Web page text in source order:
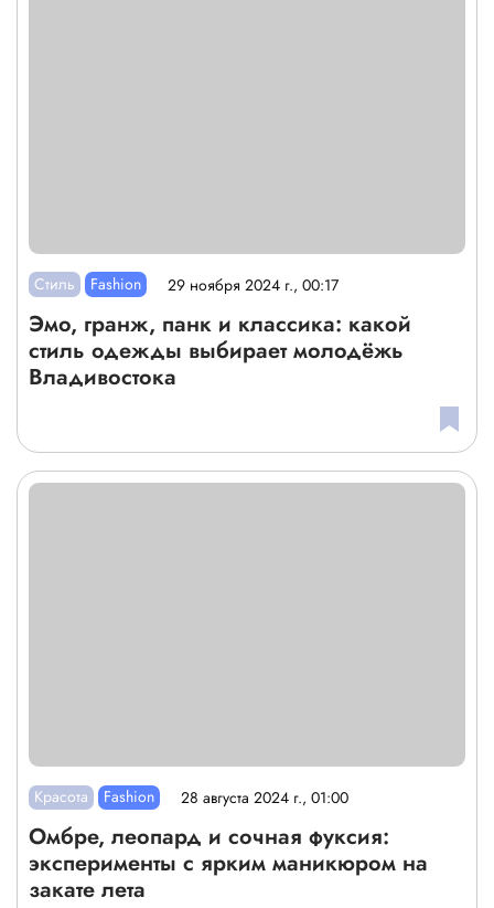
Стиль Fashion 29 ноября 2024 г., 00:17
Эмо, гранж, панк и классика: какой
стиль одежды выбирает молодёжь
Владивостока
Красота Fashion 28 августа 2024 г., 01:00
Омбре, леопард и сочная фуксия:
эксперименты с ярким маникюром на
закате лета